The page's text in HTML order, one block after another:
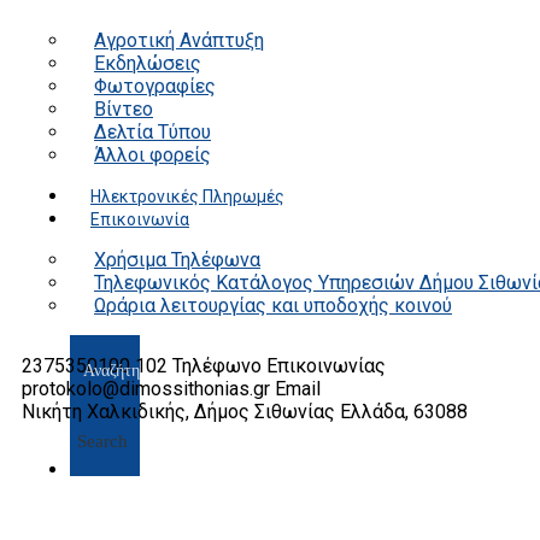
Αγροτική Ανάπτυξη
Εκδηλώσεις
Φωτογραφίες
Βίντεο
Δελτία Τύπου
Άλλοι φορείς
Ηλεκτρονικές Πληρωμές
Επικοινωνία
Χρήσιμα Τηλέφωνα
Τηλεφωνικός Κατάλογος Υπηρεσιών Δήμου
Ωράρια λειτουργίας και υποδοχής κοινού
Search
2375350100 102 Τηλέφωνο Επικοινωνίας
protokolo@dimossithonias.gr Email
Νικήτη Χαλκιδικής, Δήμος Σιθωνίας Ελλάδα, 63088